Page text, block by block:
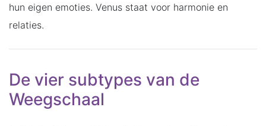
hun eigen emoties. Venus staat voor harmonie en
relaties.
De vier subtypes van de
Weegschaal